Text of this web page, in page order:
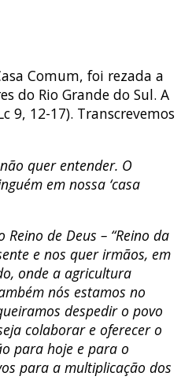
Comum, foi rezada a
do Rio Grande do Sul. A
12-17). Transcrevemos
quer entender. O
em nossa ‘casa
de Deus – “Reino da
e nos quer irmãos, em
onde a agricultura
nós estamos no
despedir o povo
colaborar e oferecer o
para hoje e para o
para a multiplicação dos